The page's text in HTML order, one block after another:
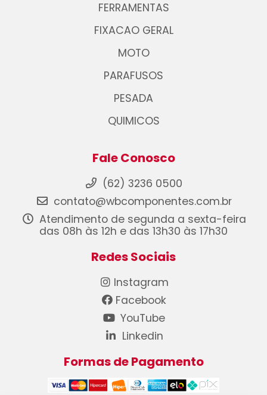
FERRAMENTAS
FIXACAO GERAL
MOTO
PARAFUSOS
PESADA
QUIMICOS
Fale Conosco
(62) 3236 0500
contato@wbcomponentes.com.br
Atendimento de segunda a sexta-feira
das 08h às 12h e das 13h30 às 17h30
Redes Sociais
Instagram
Facebook
YouTube
Linkedin
Formas de Pagamento